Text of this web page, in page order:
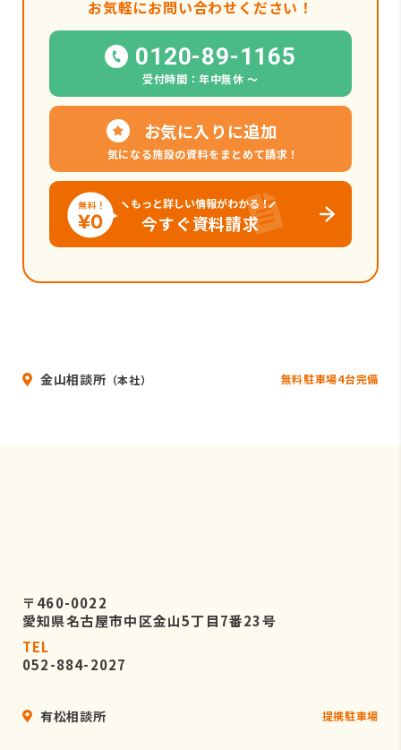
お気軽にお問い合わせください！
0120-89-1165
受付時間：年中無休 〜
お気に入りに追加
気になる施設の資料をまとめて請求！
もっと詳しい情報がわかる！
今すぐ資料請求
金山相談所 （本社） 無料駐車場4台完備
〒460-0022
愛知県名古屋市中区金山5丁目7番23号
TEL
052-884-2027
有松相談所 提携駐車場